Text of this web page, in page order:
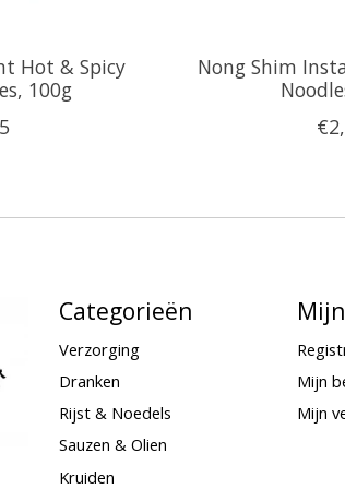
Hot & Spicy
100g
Nong Shim
Categorieën
Verzorging
Dranken
Rijst & Noedels
Sauzen & Olien
Kruiden
Mijn
Mijn